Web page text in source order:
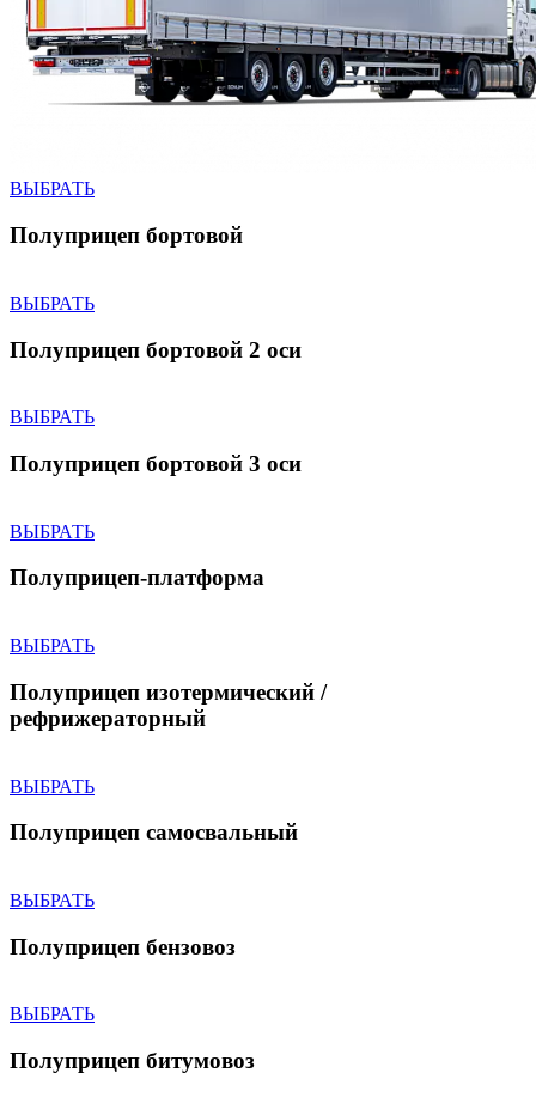
ВЫБРАТЬ
Полуприцеп бортовой
ВЫБРАТЬ
Полуприцеп бортовой 2 оси
ВЫБРАТЬ
Полуприцеп бортовой 3 оси
ВЫБРАТЬ
Полуприцеп-платформа
ВЫБРАТЬ
Полуприцеп изотермический /
рефрижераторный
ВЫБРАТЬ
Полуприцеп самосвальный
ВЫБРАТЬ
Полуприцеп бензовоз
ВЫБРАТЬ
Полуприцеп битумовоз